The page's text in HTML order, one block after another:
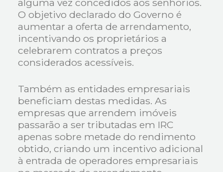
alguma vez concedidos aos senhorios.
O objetivo declarado do Governo é
aumentar a oferta de arrendamento,
incentivando os proprietários a
celebrarem contratos a preços
considerados acessíveis.
Também as entidades empresariais
beneficiam destas medidas. As
empresas que arrendem imóveis
passarão a ser tributadas em IRC
apenas sobre metade do rendimento
obtido, criando um incentivo adicional
à entrada de operadores empresariais